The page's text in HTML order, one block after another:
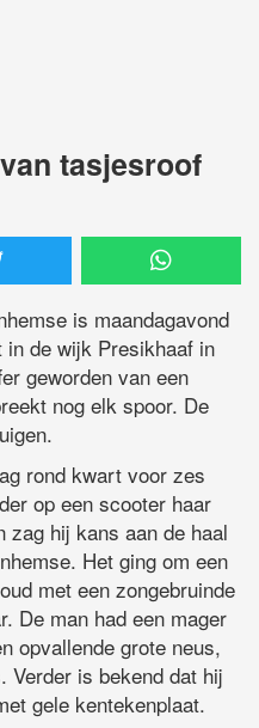
tasjesroof
is maandagavond
de wijk Presikhaaf in
geworden van een
nog elk spoor. De
rond kwart voor zes
op een scooter haar
zag hij kans aan de haal
Het ging om een
met een zongebruinde
De man had een mager
opvallende grote neus,
Verder is bekend dat hij
gele kentekenplaat.